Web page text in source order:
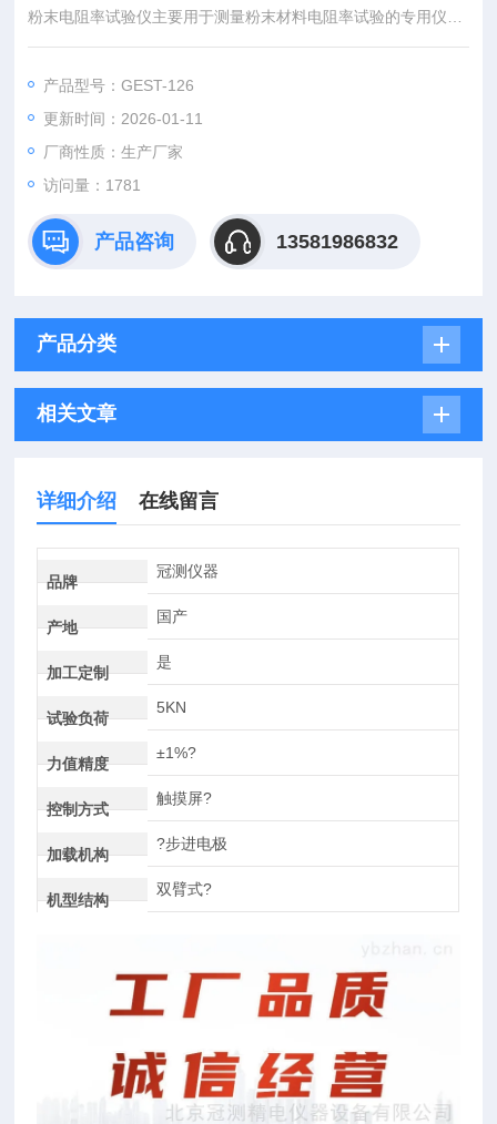
粉末电阻率试验仪主要用于测量粉末材料电阻率试验的专用仪器.
由于粉末材料的密实度不同,在松装和振实密度条件下,所测试得
阻,要求在规定的压力条件下进行测试.便于进行有效数据的测试
及对比.
产品型号：GEST-126
更新时间：2026-01-11
厂商性质：生产厂家
访问量：1781
产品咨询 13581986832
产品分类
相关文章
详细介绍 在线留言
品牌
冠测仪器
产地
国产
加工定制
是
试验负荷
5KN
力值精度
±1%?
控制方式
触摸屏?
加载机构
?步进电极
机型结构
双臂式?